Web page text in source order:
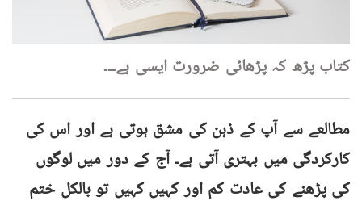
کتاب پڑھ کہ پڑھائی ضرورت ایسی ہے۔۔۔
مطالعے سے آپ کے ذہن کی مشق ہوتی ہے اور اس کی
کارکردگی میں بہتری آتی ہے۔ آج کے دور میں لوگوں
کی پڑھنے کی عادت کم اور کہیں کہیں تو بالکل ختم